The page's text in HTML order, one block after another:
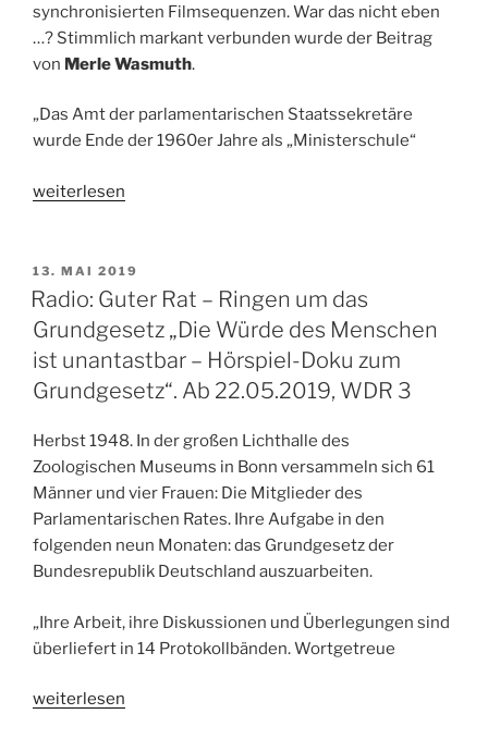
synchronisierten Filmsequenzen. War das nicht eben
…? Stimmlich markant verbunden wurde der Beitrag
von Merle Wasmuth.
„Das Amt der parlamentarischen Staatssekretäre
wurde Ende der 1960er Jahre als „Ministerschule“
„WDR
24.07.1974
–
Gesetz
über
die
Rechtsverhältnisse
parlamentarischen
Staatssekretäre
beschlossen“
weiterlesen
VERÖFFENTLICHT
AM
13. MAI 2019
Radio: Guter Rat – Ringen um das
Grundgesetz „Die Würde des Menschen
ist unantastbar – Hörspiel-Doku zum
Grundgesetz“. Ab 22.05.2019, WDR 3
Herbst 1948. In der großen Lichthalle des
Zoologischen Museums in Bonn versammeln sich 61
Männer und vier Frauen: Die Mitglieder des
Parlamentarischen Rates. Ihre Aufgabe in den
folgenden neun Monaten: das Grundgesetz der
Bundesrepublik Deutschland auszuarbeiten.
„Ihre Arbeit, ihre Diskussionen und Überlegungen sind
überliefert in 14 Protokollbänden. Wortgetreue
„Radio:
weiterlesen